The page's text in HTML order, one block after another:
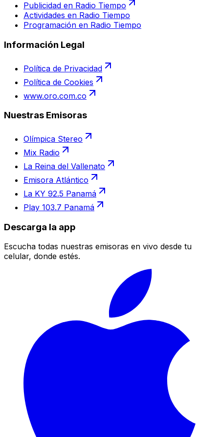
Publicidad en Radio Tiempo
Actividades en Radio Tiempo
Programación en Radio Tiempo
Información Legal
Política de Privacidad
Política de Cookies
www.oro.com.co
Nuestras Emisoras
Olímpica Stereo
Mix Radio
La Reina del Vallenato
Emisora Atlántico
La KY 92.5 Panamá
Play 103.7 Panamá
Descarga la app
Escucha todas nuestras emisoras en vivo desde tu
celular, donde estés.